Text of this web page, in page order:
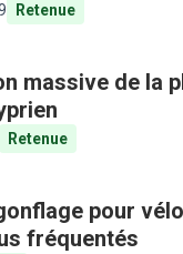
Retenue
massive de la
Retenue
pour
fréquentés